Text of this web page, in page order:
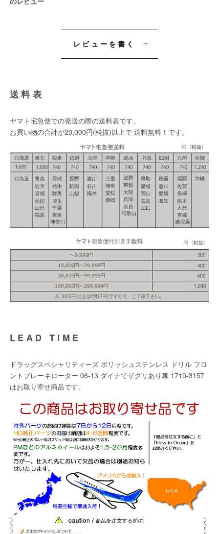
レビューを書く
送料表
ヤマト宅急便での発送の際の送料表です。
お買い物の合計が20,000円(税抜)以上で 送料無料！です。
LEAD TIME
ドラッグスペシャリティーズ ポリッシュステンレス ドリル フロ
ントブレーキローター 06-13 ダイナでザグリあり車 1710-3157
はお取り寄せ商品です。